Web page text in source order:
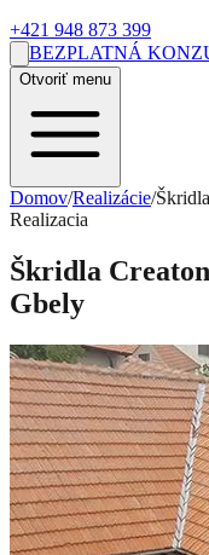
+421 948 873 399
BEZPLATNÁ
Otvoriť menu
Domov/Realizácie/
Realizacia
Škridla
Gbely